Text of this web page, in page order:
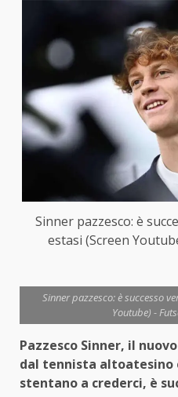
Sinner pazzesco: è
estasi (Screen
Sinner pazzesco: è successo
Youtube) -
Pazzesco Sinner, il
dal tennista
stentano a crederci, è